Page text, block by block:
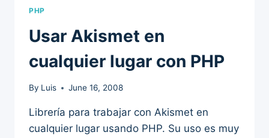
PHP
Usar Akismet en
cualquier lugar con PHP
By Luis June 16, 2008
Librería para trabajar con Akismet en
cualquier lugar usando PHP. Su uso es muy